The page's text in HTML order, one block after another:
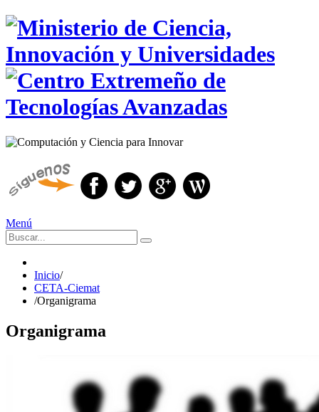
Menú
Inicio/
CETA-Ciemat
/Organigrama
Organigrama